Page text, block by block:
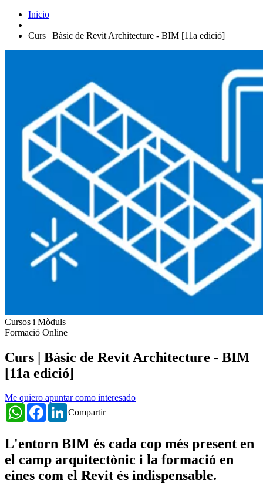
Inicio
Curs | Bàsic de Revit Architecture - BIM [11a edició]
Cursos i Mòduls
Formació Online
Curs | Bàsic de Revit Architecture - BIM
[11a edició]
Me quiero apuntar como interesado
Compartir
WhatsAppFacebookLinkedIn
L'entorn BIM és cada cop més present en
el camp arquitectònic i la formació en
eines com el Revit és indispensable.